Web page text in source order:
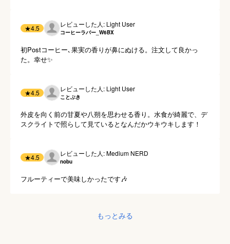
★4.5 レビューした人: Light User
コーヒーラバー_W6BX
初Postコーヒー､果実の香りが鼻にぬける。注文して良かっ
た。幸せ✨
★4.5 レビューした人: Light User
ことぶき
外皮を向く前の甘夏や八朔を思わせる香り。水食が綺麗で、デ
スクライトで照らして見ているとなんだかウキウキします！
★4.5 レビューした人: Medium NERD
nobu
フルーティーで美味しかったです🎶
もっとみる